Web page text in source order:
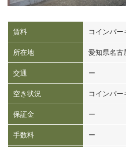
賃料 コインパ
所在地 愛知県名古
交通 ー
空き状況 コインパ
保証金 ー
手数料 ー